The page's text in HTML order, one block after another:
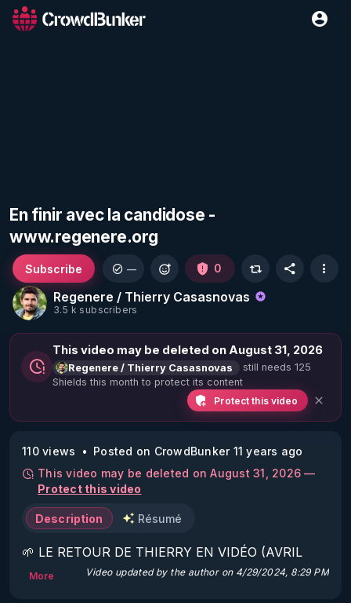
En finir avec la candidose -
www.regenere.org
Regenere / Thierry Casasnovas
3.5 k subscribers
Subscribe — 0
This video may be deleted on August 31, 2026
Regenere / Thierry Casasnovas
still needs 125
Shields this month to protect its content
Protect this video
110 views
Posted on CrowdBunker 11 years ago
This video may be deleted on August 31, 2026 —
Protect this video
Description Résumé
🌱 LE RETOUR DE THIERRY EN VIDÉO (AVRIL
2022)!
More Video updated by the author on 4/29/2024, 8:29 PM